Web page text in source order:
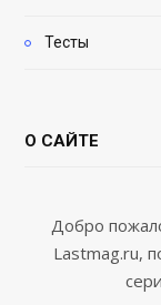
Тесты
О САЙТЕ
Добро
Lastmag.ru,